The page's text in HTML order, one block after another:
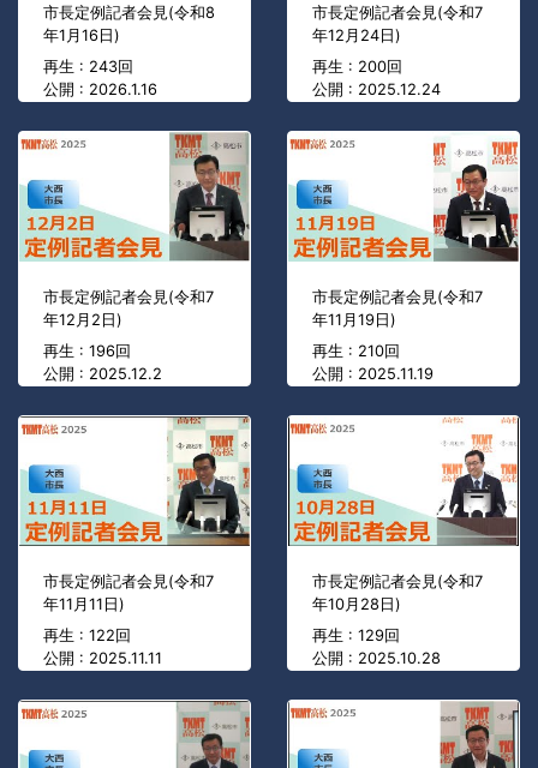
市長定例記者会見(令和8
年1月16日)
再生 : 243回
公開 : 2026.1.16
市長定例記者会見(令和7
年12月24日)
再生 : 200回
公開 : 2025.12.24
市長定例記者会見(令和7
年12月2日)
再生 : 196回
公開 : 2025.12.2
市長定例記者会見(令和7
年11月19日)
再生 : 210回
公開 : 2025.11.19
市長定例記者会見(令和7
年11月11日)
再生 : 122回
公開 : 2025.11.11
市長定例記者会見(令和7
年10月28日)
再生 : 129回
公開 : 2025.10.28